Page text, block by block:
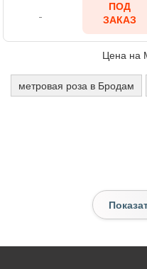
ПОД
ЗАКАЗ
Цена на
метровая роза в Бродам